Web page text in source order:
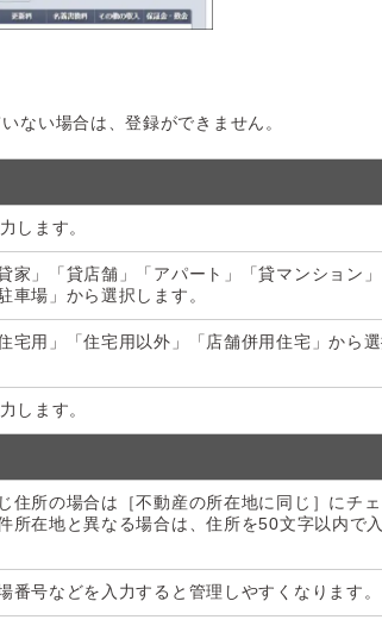
ない場合は、登録ができません。
します。
家」「貸店舗」「アパート」「貸マンション
車場」から選択します。
宅用」「住宅用以外」「店舗併用住宅」から
します。
住所の場合は［不動産の所在地に同じ］にチ
所在地と異なる場合は、住所を50文字以内で
番号などを入力すると管理しやすくなります。